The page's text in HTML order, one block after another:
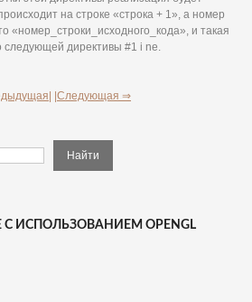
на строке «строка + 1», а номер
«номер_строки_исходного_кода», и такая
следующей директивы #1 i ne.
|Следующая ⇒
ИСПОЛЬЗОВАНИЕМ OPENGL